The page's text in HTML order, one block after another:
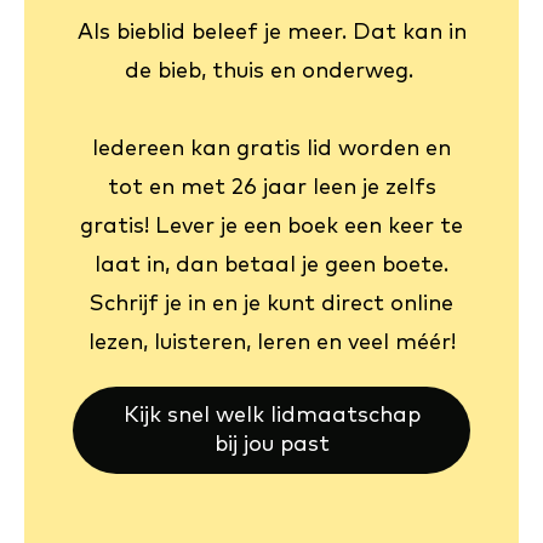
Als bieblid beleef je meer. Dat kan in
de bieb, thuis en onderweg.
Iedereen kan gratis lid worden en
tot en met 26 jaar leen je zelfs
gratis! Lever je een boek een keer te
laat in, dan betaal je geen boete.
Schrijf je in en je kunt direct online
lezen, luisteren, leren en veel méér!
Kijk snel welk lidmaatschap
bij jou past